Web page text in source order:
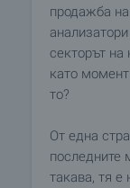
продажба
секторът
като
то?
От една
последните
такава, тя е